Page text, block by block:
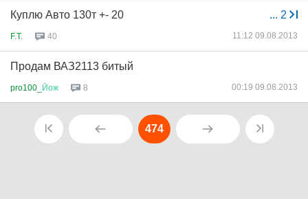
... 2
Куплю Авто 130т +- 20
F.T. 40 11:12 09.08.2013
Продам ВАЗ2113 битый
pro100_ Йож 8 00:19 09.08.2013
474